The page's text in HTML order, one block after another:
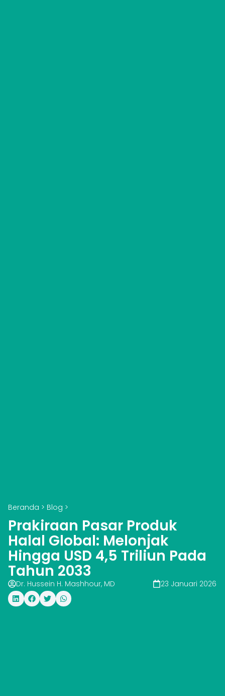
Beranda > Blog >
Prakiraan Pasar Produk
Halal Global: Melonjak
Hingga USD 4,5 Triliun Pada
Tahun 2033
Dr. Hussein H. Mashhour, MD 23 Januari 2026